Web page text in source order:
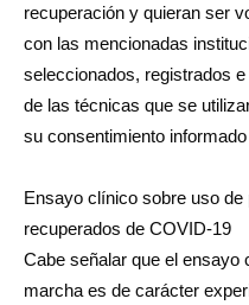
recuperación y quieran ser
con las mencionadas
seleccionados, registrados
de las técnicas que se
su consentimiento
Ensayo clínico sobre uso de
recuperados de COVID-19
Cabe señalar que el ensayo
marcha es de carácter